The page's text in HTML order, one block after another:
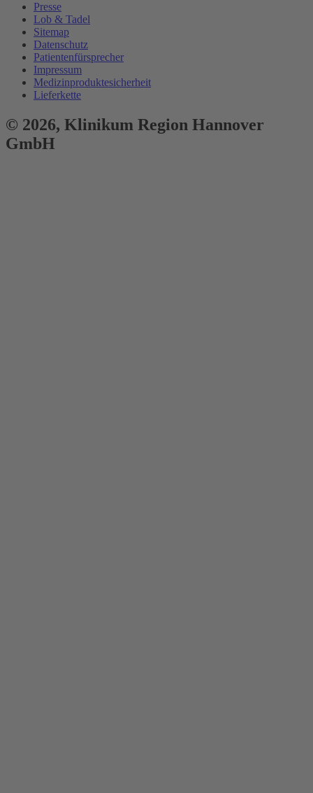
Presse
Lob & Tadel
Sitemap
Datenschutz
Patientenfürsprecher
Impressum
Medizinproduktesicherheit
Lieferkette
© 2026, Klinikum Region Hannover
GmbH